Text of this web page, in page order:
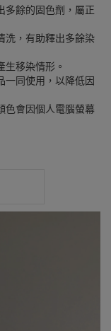
多餘的固色劑，屬正
洗，有助釋出多餘染
移染情形。
同使用，以降低因
色會因個人電腦螢幕